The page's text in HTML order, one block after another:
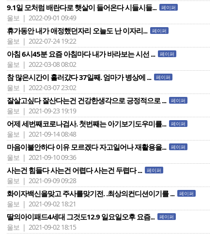
9.1일 모처럼 배란다로 햇살이 들어온다 시들시들... 페이퍼
울보 | 2022-09-01 09:49
휴가동안 내가 애정했던자리 오늘도 난 이자리... 페이퍼
울보 | 2022-07-24 19:22
아침 6시45분 요즘 아침마다 내가 바라보는 시선 ... 페이퍼
울보 | 2022-03-08 08:02
참 많은시간이 흘러걌다 37일째. 엄마가 병상에 ... 페이퍼
울보 | 2022-03-07 23:02
잘살고싶다 잘산다는건 건강한생각으로 긍정적으로 ... 페이퍼
울보 | 2021-09-23 19:19
어제 세번째코로나검사. 첫번째는 아기보기도우미를... 페이퍼
울보 | 2021-09-14 08:48
마음이불안하다 이유 모르겠다 자고일어나 재활용을... 페이퍼
울보 | 2021-09-10 09:36
사는건 힘들다 사는건 어렵다 사는건 두렵다 ... 페이퍼
울보 | 2021-09-09 09:28
화이자백신을맞고 주사를맞기전. .최상의컨디션이기를 ... 페이퍼
울보 | 2021-09-02 18:21
딸의아이패드4세대 그것도12.9 일요일오후 요즘... 페이퍼
울보 | 2021-09-02 18:15